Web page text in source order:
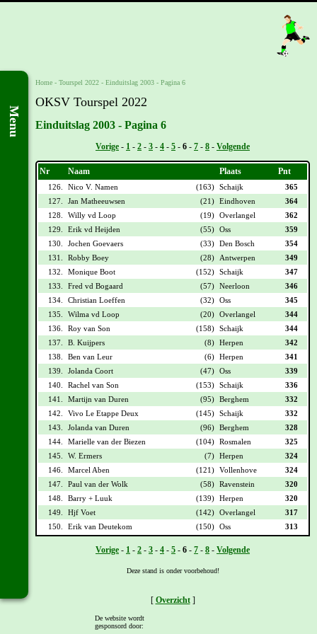
Menu
Home - Tourspel 2022 - Einduitslag 2003 - Pagina 6
OKSV Tourspel 2022
Einduitslag 2003 - Pagina 6
Vorige - 1 - 2 - 3 - 4 - 5 - 6 - 7 - 8 - Volgende
Nr Naam Plaats Pnt
126. Nico V. Namen (163) Schaijk
365
127.
Jan Matheeuwsen (21) Eindhoven
364
128.
Willy vd Loop (19) Overlangel
362
129.
Erik vd Heijden (55) Oss
359
130.
Jochen Goevaers (33) Den Bosch
354
131.
Robby Boey (28) Antwerpen
349
132.
Monique Boot (152) Schaijk
347
133.
Fred vd Bogaard (57) Neerloon
346
134.
Christian Loeffen (32) Oss
345
135.
Wilma vd Loop (20) Overlangel
344
136.
Roy van Son (158) Schaijk
344
137.
B. Kuijpers (8) Herpen
342
138.
Ben van Leur (6) Herpen
341
139.
Jolanda Coort (47) Oss
339
140.
Rachel van Son (153) Schaijk
336
141.
Martijn van Duren (95) Berghem
332
142.
Vivo Le Etappe Deux (145) Schaijk
332
143.
Jolanda van Duren (96) Berghem
328
144.
Marielle van der Biezen (104) Rosmalen
325
145.
W. Ermers (7) Herpen
324
146.
Marcel Aben (121) Vollenhove
324
147.
Paul van der Wolk (58) Ravenstein
320
148.
Barry + Luuk (139) Herpen
320
149.
Hjf Voet (142) Overlangel
317
150.
Erik van Deutekom (150) Oss 313
Vorige - 1 - 2 - 3 - 4 - 5 - 6 - 7 - 8 - Volgende
Deze stand is onder voorbehoud!
[ Overzicht]
De website wordt
gesponsord door: